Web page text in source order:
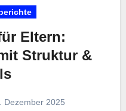
Eltern:
Struktur &
Dezember 2025